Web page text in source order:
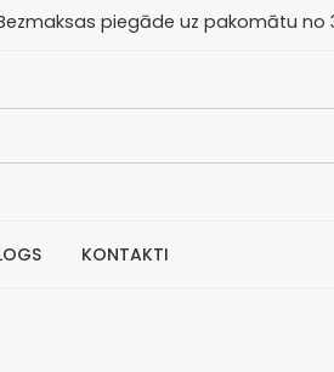
uz pakomātu no 30
KONTAKTI